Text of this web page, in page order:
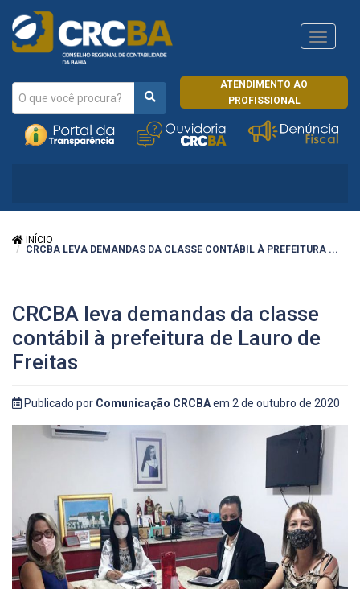
ATENDIMENTO AO
PROFISSIONAL
CRCRJ
INÍCIO
CRCBA LEVA DEMANDAS DA CLASSE CONTÁBIL À PREFEITURA ...
CRCBA leva demandas da classe
contábil à prefeitura de Lauro de
Freitas
Publicado por Comunicação CRCBAem 2 de outubro de 2020